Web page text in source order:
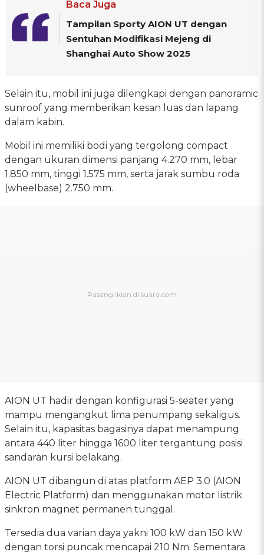
Baca Juga
Tampilan Sporty AION UT dengan
Sentuhan Modifikasi Mejeng di
Shanghai Auto Show 2025
Selain itu, mobil ini juga dilengkapi dengan panoramic
sunroof yang memberikan kesan luas dan lapang
dalam kabin.
Mobil ini memiliki bodi yang tergolong compact
dengan ukuran dimensi panjang 4.270 mm, lebar
1.850 mm, tinggi 1.575 mm, serta jarak sumbu roda
(wheelbase) 2.750 mm.
AION UT hadir dengan konfigurasi 5-seater yang
mampu mengangkut lima penumpang sekaligus.
Selain itu, kapasitas bagasinya dapat menampung
antara 440 liter hingga 1600 liter tergantung posisi
sandaran kursi belakang.
AION UT dibangun di atas platform AEP 3.0 (AION
Electric Platform) dan menggunakan motor listrik
sinkron magnet permanen tunggal.
Tersedia dua varian daya yakni 100 kW dan 150 kW
dengan torsi puncak mencapai 210 Nm. Sementara